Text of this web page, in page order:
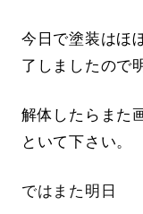
今日で塗装はほ
了しましたので
解体したらまた
といて下さい。
ではまた明日